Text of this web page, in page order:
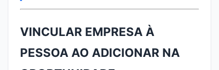
VINCULAR EMPRESA À
PESSOA AO ADICIONAR NA